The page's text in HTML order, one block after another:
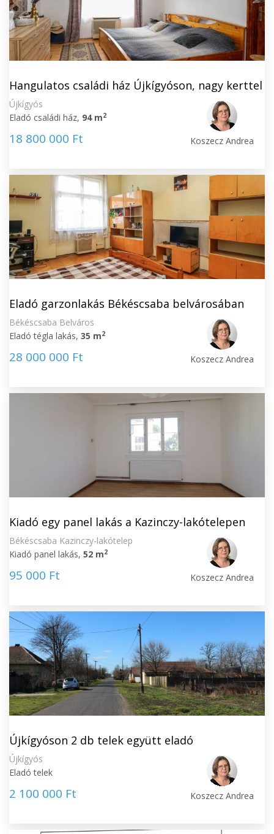
Hangulatos családi ház Újkígyóson, nagy kerttel
Újkígyós
Eladó családi ház, 94 m2
18 800 000 Ft Koszecz Andrea
Eladó garzonlakás Békéscsaba belvárosában
Békéscsaba Belváros
Eladó tégla lakás, 35 m2
28 000 000 Ft Koszecz Andrea
Kiadó egy panel lakás a Kazinczy-lakótelepen
Békéscsaba Kazinczy-lakótelep
Kiadó panel lakás, 52 m2
95 000 Ft Koszecz Andrea
Újkígyóson 2 db telek együtt eladó
Újkígyós
Eladó telek
2 100 000 Ft Koszecz Andrea